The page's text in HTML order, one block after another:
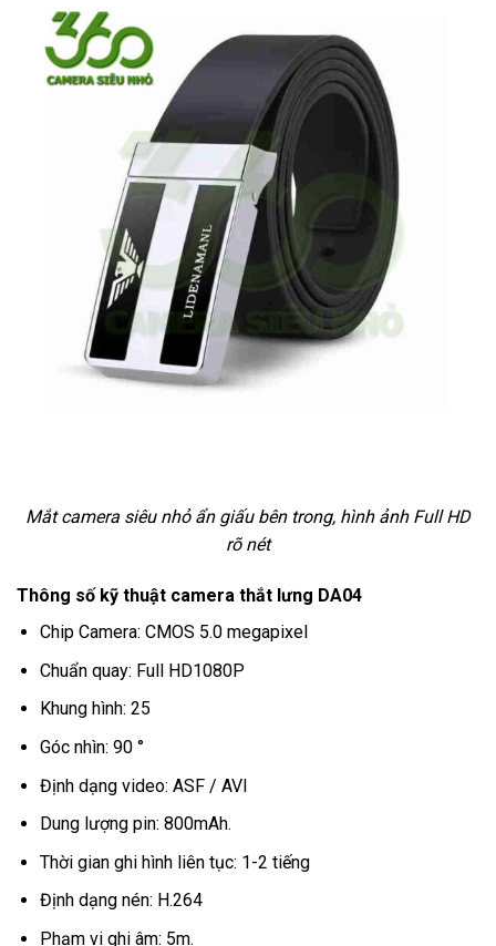
Mắt camera siêu nhỏ ẩn giấu bên trong, hình ảnh Full HD
rõ nét
Thông số kỹ thuật camera thắt lưng DA04
Chip Camera: CMOS 5.0 megapixel
Chuẩn quay: Full HD1080P
Khung hình: 25
Góc nhìn: 90 °
Định dạng video: ASF / AVI
Dung lượng pin: 800mAh.
Thời gian ghi hình liên tục: 1-2 tiếng
Định dạng nén: H.264
Phạm vi ghi âm: 5m.